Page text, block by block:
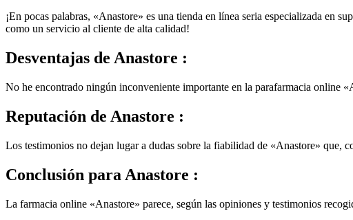
¡En pocas palabras, «Anastore» es una tienda en línea seria especializada en
como un servicio al cliente de alta calidad!
Desventajas de Anastore :
No he encontrado ningún inconveniente importante en la parafarmacia online
Reputación de Anastore :
Los testimonios no dejan lugar a dudas sobre la fiabilidad de «Anastore» que,
Conclusión para Anastore :
La farmacia online «Anastore» parece, según las opiniones y testimonios